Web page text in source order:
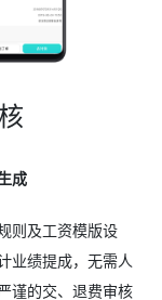
成
则及工资模版设
业绩提成，无需人
谨的交、退费审核